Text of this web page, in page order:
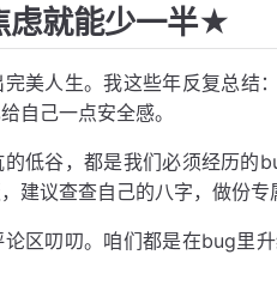
就能少一半★
美人生。我这些年反复总
自己一点安全感。
低谷，都是我们必须经历的
建议查查自己的八字，做份专
论区叨叨。咱们都是在bug